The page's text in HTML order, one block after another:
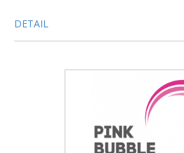
DETAIL